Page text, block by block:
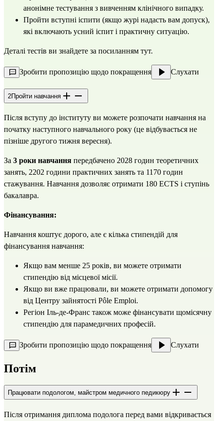
анонімне тестування з вивченням клінічного випадку.
Пройти вступні іспити (якщо журі надасть вам допуск),
які включають усний іспит і практичну ситуацію.
Деталі тестів ви знайдете за посиланням тут.
Зробити пропозицію щодо покращення Слухати
2Пройти навчання
Після вступу до інституту ви можете розпочати навчання на
початку наступного навчального року (це відбувається не
пізніше другого тижня вересня).
За 3 роки навчання передбачено 2028 годин теоретичних
занять, 2202 години практичних занять та 1170 годин
стажування. Навчання дозволяє отримати 180 ECTS і ступінь
бакалавра.
Фінансування:
Навчання коштує дорого, але є кілька стипендій для
фінансування навчання:
Якщо вам менше 25 років, ви можете отримати
стипендію від місцевої місії.
Якщо ви вже працювали, ви можете отримати допомогу
від Центру зайнятості Pôle Emploi.
Регіон Іль-де-Франс також може фінансувати щомісячну
стипендію для парамедичних професій.
Зробити пропозицію щодо покращення Слухати
Потім
Працювати подологом, майстром медичного педикюру
Після отримання диплома подолога перед вами відкривається